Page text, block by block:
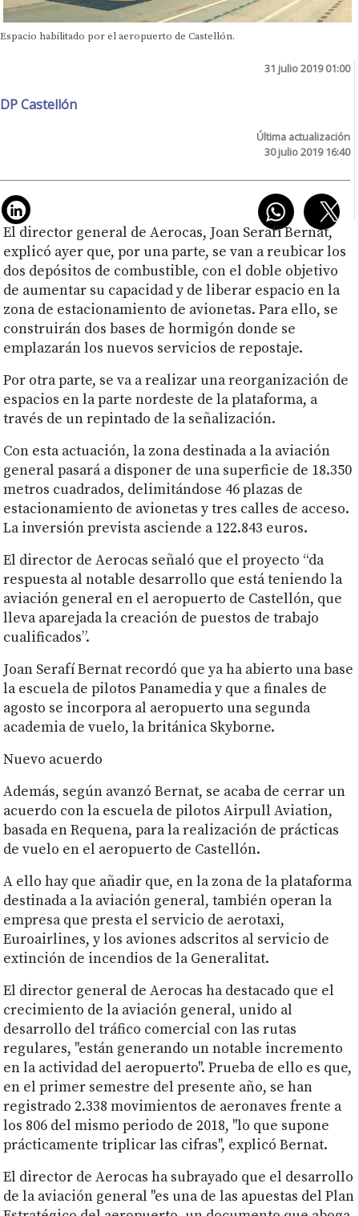
Espacio habilitado por el aeropuerto de Castellón.
31 julio 2019 01:00
DP Castellón
Última actualización
30 julio 2019 16:40
El director general de Aerocas, Joan Serafí Bernat,
explicó ayer que, por una parte, se van a reubicar los
dos depósitos de combustible, con el doble objetivo
de aumentar su capacidad y de liberar espacio en la
zona de estacionamiento de avionetas. Para ello, se
construirán dos bases de hormigón donde se
emplazarán los nuevos servicios de repostaje.
Por otra parte, se va a realizar una reorganización de
espacios en la parte nordeste de la plataforma, a
través de un repintado de la señalización.
Con esta actuación, la zona destinada a la aviación
general pasará a disponer de una superficie de 18.350
metros cuadrados, delimitándose 46 plazas de
estacionamiento de avionetas y tres calles de acceso.
La inversión prevista asciende a 122.843 euros.
El director de Aerocas señaló que el proyecto “da
respuesta al notable desarrollo que está teniendo la
aviación general en el aeropuerto de Castellón, que
lleva aparejada la creación de puestos de trabajo
cualificados”.
Joan Serafí Bernat recordó que ya ha abierto una base
la escuela de pilotos Panamedia y que a finales de
agosto se incorpora al aeropuerto una segunda
academia de vuelo, la británica Skyborne.
Nuevo acuerdo
Además, según avanzó Bernat, se acaba de cerrar un
acuerdo con la escuela de pilotos Airpull Aviation,
basada en Requena, para la realización de prácticas
de vuelo en el aeropuerto de Castellón.
A ello hay que añadir que, en la zona de la plataforma
destinada a la aviación general, también operan la
empresa que presta el servicio de aerotaxi,
Euroairlines, y los aviones adscritos al servicio de
extinción de incendios de la Generalitat.
El director general de Aerocas ha destacado que el
crecimiento de la aviación general, unido al
desarrollo del tráfico comercial con las rutas
regulares, "están generando un notable incremento
en la actividad del aeropuerto". Prueba de ello es que,
en el primer semestre del presente año, se han
registrado 2.338 movimientos de aeronaves frente a
los 806 del mismo periodo de 2018, "lo que supone
prácticamente triplicar las cifras", explicó Bernat.
El director de Aerocas ha subrayado que el desarrollo
de la aviación general "es una de las apuestas del Plan